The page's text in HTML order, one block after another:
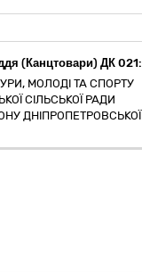
МОЛОДІ ТА СПОРТУ
СІЛЬСЬКОЇ РАДИ
ДНІПРОПЕТРОВСЬКОЇ